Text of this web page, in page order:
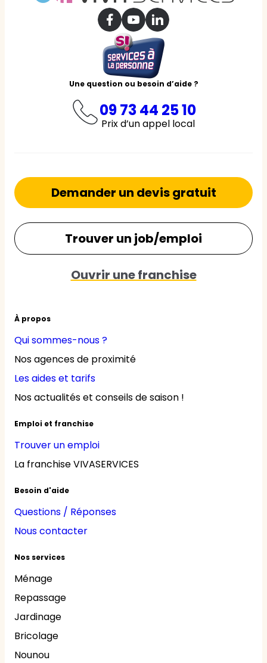
Une question ou besoin d’aide ?
09 73 44 25 10
Prix d’un appel local
À propos
Qui sommes-nous ?
Nos agences de proximité
Les aides et tarifs
Nos actualités et conseils de saison !
Emploi et franchise
Trouver un emploi
La franchise VIVASERVICES
Besoin d'aide
Questions / Réponses
Nous contacter
Nos services
Ménage
Repassage
Jardinage
Bricolage
Nounou
Demander un devis gratuit
Trouver un job/emploi
Ouvrir une franchise